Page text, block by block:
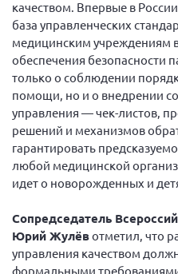
Исследования,
Всероссийская онлайн
"Рассеянный склероз.
ОООИБРС" (25-
Всероссийская
"Рассеянный склероз:
29.05.2022)
Общероссийская РС
Алтайский край
Архангельская область
качеством. Впервые в
база управленческих
медицинским учреждениям
обеспечения безопасности
только о соблюдении
помощи, но и о внедрении
управления — чек-листов,
решений и механизмов
гарантировать
любой медицинской
идет о новорожденных и
Сопредседатель
Юрий Жулёвотметил, что
управления качеством
формальными